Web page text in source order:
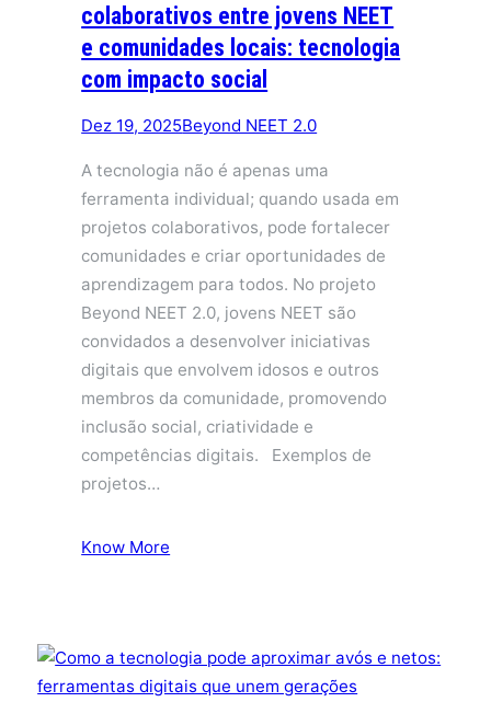
colaborativos entre jovens NEET
e comunidades locais: tecnologia
com impacto social
Dez 19, 2025Beyond NEET 2.0
A tecnologia não é apenas uma
ferramenta individual; quando usada em
projetos colaborativos, pode fortalecer
comunidades e criar oportunidades de
aprendizagem para todos. No projeto
Beyond NEET 2.0, jovens NEET são
convidados a desenvolver iniciativas
digitais que envolvem idosos e outros
membros da comunidade, promovendo
inclusão social, criatividade e
competências digitais. Exemplos de
projetos…
Know More